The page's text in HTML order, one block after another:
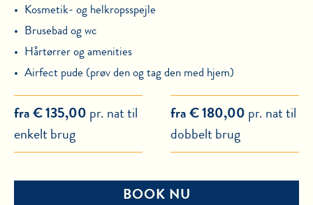
Kosmetik- og helkropsspejle
Brusebad og wc
Hårtørrer og amenities
Airfect pude (prøv den og tag den med hjem)
fra € 135,00 pr. nat til
enkelt brug
fra € 180,00 pr. nat til
dobbelt brug
BOOK NU